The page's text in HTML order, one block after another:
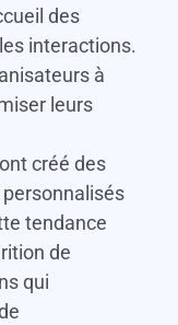
des
interactions.
à
leurs
créé des
tendance
de
qui